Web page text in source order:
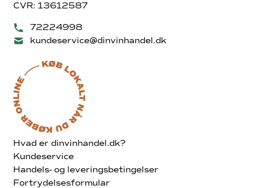
CVR: 13612587
72224998
kundeservice@dinvinhandel.dk
Hvad er dinvinhandel.dk?
Kundeservice
Handels- og leveringsbetingelser
Fortrydelsesformular